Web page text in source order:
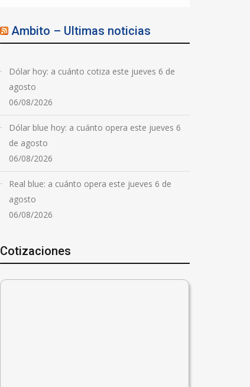
Ambito – Ultimas noticias
Dólar hoy: a cuánto cotiza este jueves 6 de
agosto
06/08/2026
Dólar blue hoy: a cuánto opera este jueves 6
de agosto
06/08/2026
Real blue: a cuánto opera este jueves 6 de
agosto
06/08/2026
Cotizaciones